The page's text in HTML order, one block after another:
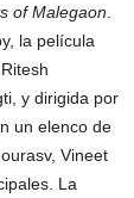
of Malegaon.
la película
y dirigida por
un elenco de
Vineet
La